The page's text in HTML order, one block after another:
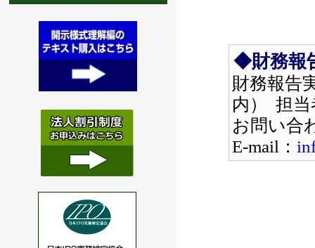
◆財務報
財務報告
内） 担
お問い合
E-mail：